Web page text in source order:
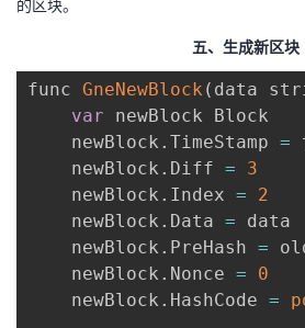
的区块。
五、生成新区块
func GneNewBlock ( data
var newBlock Block
    newBlock
. TimeStamp =
    newBlock
. Diff =
3
    newBlock
. Index =
2
    newBlock
. Data = data
    newBlock
. PreHash =
    newBlock
. Nonce =
0
    newBlock
. HashCode =